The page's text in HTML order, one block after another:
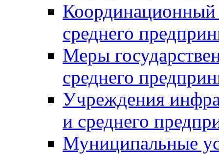
Координационный
среднего
Меры
среднего
Учреждения
и среднего
Муниципальные